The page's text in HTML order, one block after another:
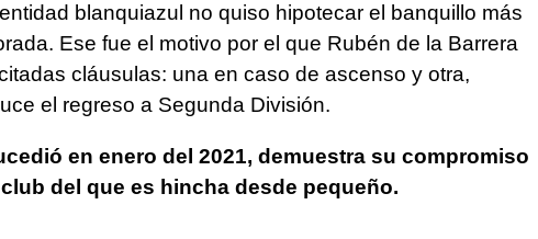
blanquiazul no quiso hipotecar el banquillo más
Ese fue el motivo por el que Rubén de la Barrera
cláusulas: una en caso de ascenso y otra,
el regreso a Segunda División.
en enero del 2021, demuestra su compromiso
del que es hincha desde pequeño.